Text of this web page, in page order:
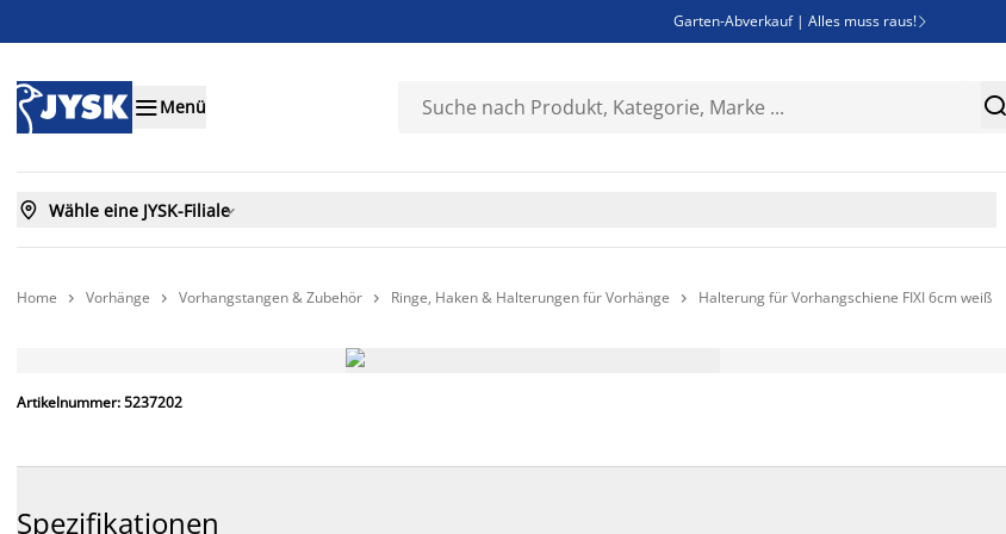
Garten-Abverkauf | Alles muss raus! 
Bist du Unternehmer? Entdecke JYSK-B2B
Menü 
 Wähle eine JYSK-Filiale
Home  Vorhänge  Vorhangstangen & Zubehör  Ringe, Haken & Halterungen für Vorhänge  Halterung für Vorhangschiene FIXI 6cm weiß
IMMER GÜNSTIG
Artikelnummer: 5237202
Spezifikationen